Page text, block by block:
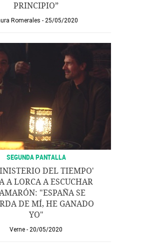
PRINCIPIO”
Romerales 25/05/2020
SEGUNDA PANTALLA
DEL TIEMPO'
A LORCA A ESCUCHAR
"ESPAÑA SE
DE MÍ, HE GANADO
YO"
Verne 20/05/2020